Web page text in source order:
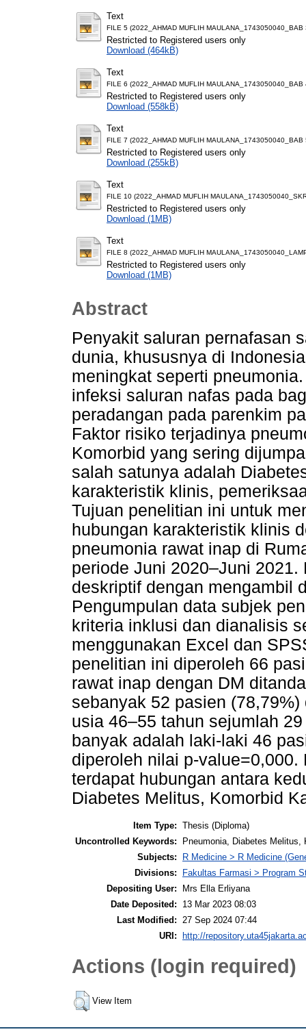
Text
FILE 5 (2022_AHMAD MUFLIH MAULANA_1743050040_BAB
Restricted to Registered users only
Download (464kB)
Text
FILE 6 (2022_AHMAD MUFLIH MAULANA_1743050040_BAB
Restricted to Registered users only
Download (558kB)
Text
FILE 7 (2022_AHMAD MUFLIH MAULANA_1743050040_BAB
Restricted to Registered users only
Download (255kB)
Text
FILE 10 (2022_AHMAD MUFLIH
Restricted to Registered users only
Download (1MB)
Text
FILE 8 (2022_AHMAD MUFLIH
Restricted to Registered users only
Download (1MB)
Abstract
Penyakit saluran pernafasan
dunia, khususnya di
meningkat seperti
infeksi saluran nafas pada
peradangan pada parenkim
Faktor risiko terjadinya
Komorbid yang sering
salah satunya adalah
karakteristik klinis,
Tujuan penelitian ini untuk
hubungan karakteristik klinis
pneumonia rawat inap di
periode Juni 2020–Juni
deskriptif dengan mengambil
Pengumpulan data subjek
kriteria inklusi dan dianalisis
menggunakan Excel dan
penelitian ini diperoleh 66
rawat inap dengan DM
sebanyak 52 pasien
usia 46–55 tahun sejumlah
banyak adalah laki-laki 46
diperoleh nilai p-
terdapat hubungan antara
Diabetes Melitus, Komorbid
Item Type: Thesis (Diploma)
Uncontrolled Keywords:
Pneumonia, Diabetes
Subjects:
R Medicine > R Medicine
Divisions:
Fakultas Farmasi > Program
Depositing User:
Mrs Ella Erliyana
Date Deposited:
13 Mar 2023 08:03
Last Modified:
27 Sep 2024 07:44
URI:
http://
Actions (login required)
View Item